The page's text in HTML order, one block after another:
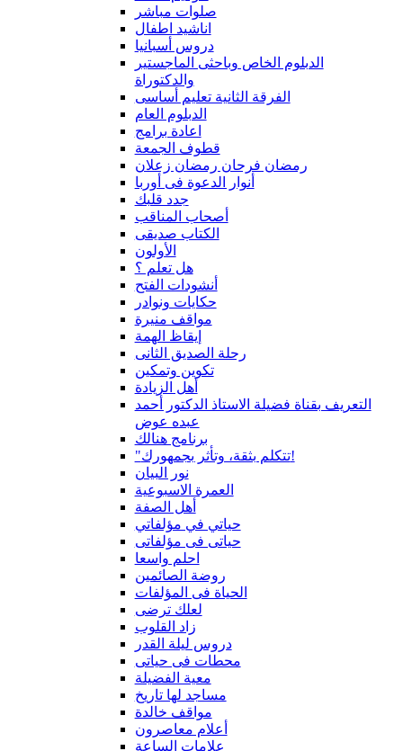
صلوات مباشر
اناشيد اطفال
دروس أسبانيا
الدبلوم الخاص وباحثى الماجستير
والدكتوراة
الفرقة الثانية تعليم أساسى
الدبلوم العام
اعادة برامج
قطوف الجمعة
رمضان فرحان رمضان زعلان
أنوار الدعوة فى أوربا
جدد قلبك
أصحاب المناقب
الكتاب صديقى
الأولون
هل تعلم ؟
أنشودات الفتح
حكايات ونوادر
مواقف منيرة
إيقاظ الهمة
رحلة الصديق الثانى
تكوين وتمكين
أهل الزيادة
التعريف بقناة فضيلة الاستاذ الدكتور أحمد
عبده عوض
برنامج هنالك
"تتكلم بثقة، وتأثر بجمهورك!
نور البيان
العمرة الاسبوعية
أهل الصفة
حياتي في مؤلفاتي
حياتى فى مؤلفاتى
احلم واسعا
روضة الصائمين
الحياة فى المؤلفات
لعلك ترضى
زاد القلوب
دروس ليلة القدر
محطات فى حياتى
معية الفضيلة
مساجد لها تاريخ
مواقف خالدة
أعلام معاصرون
علامات الساعة